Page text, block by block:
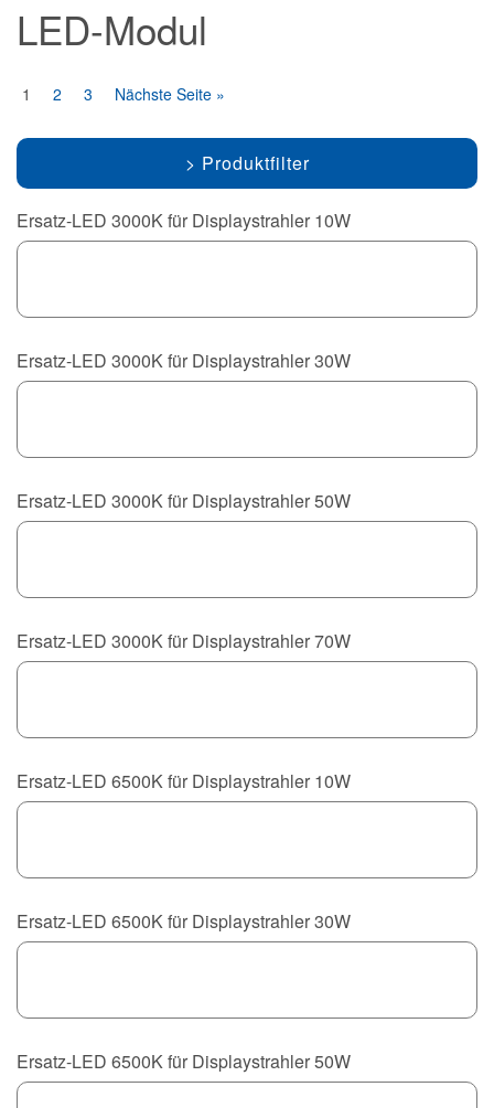
LED-Modul
1 2 3 Nächste Seite »
Produktfilter
Ersatz-LED 3000K für Displaystrahler 10W
Ersatz-LED 3000K für Displaystrahler 30W
Ersatz-LED 3000K für Displaystrahler 50W
Ersatz-LED 3000K für Displaystrahler 70W
Ersatz-LED 6500K für Displaystrahler 10W
Ersatz-LED 6500K für Displaystrahler 30W
Ersatz-LED 6500K für Displaystrahler 50W